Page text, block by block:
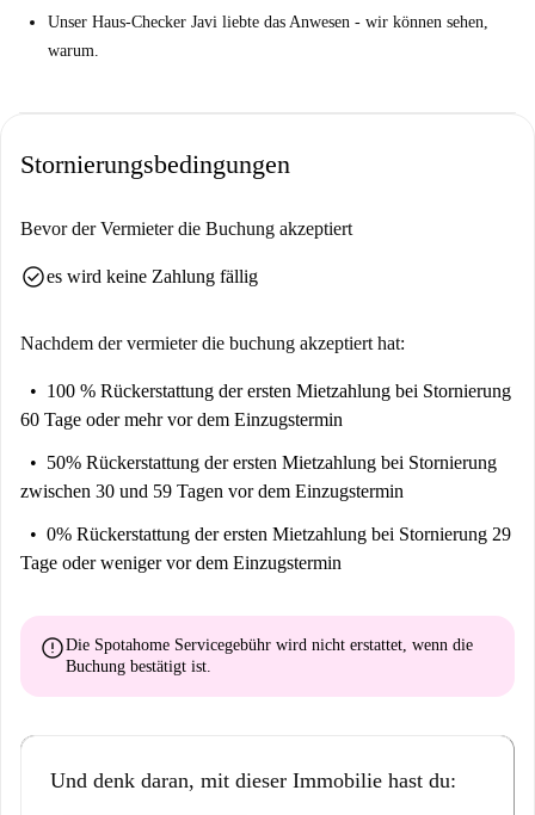
Unser Haus-Checker Javi liebte das Anwesen - wir können sehen,
warum.
Stornierungsbedingungen
Bevor der Vermieter die Buchung akzeptiert
check_circlees wird keine Zahlung fällig
Nachdem der vermieter die buchung akzeptiert hat:
100 % Rückerstattung der ersten Mietzahlung bei Stornierung
60 Tage oder mehr vor dem Einzugstermin
50% Rückerstattung der ersten Mietzahlung bei Stornierung
zwischen 30 und 59 Tagen vor dem Einzugstermin
0% Rückerstattung der ersten Mietzahlung bei Stornierung 29
Tage oder weniger vor dem Einzugstermin
errorDie Spotahome Servicegebühr wird nicht erstattet, wenn die
Buchung bestätigt ist.
Und denk daran, mit dieser Immobilie hast du: